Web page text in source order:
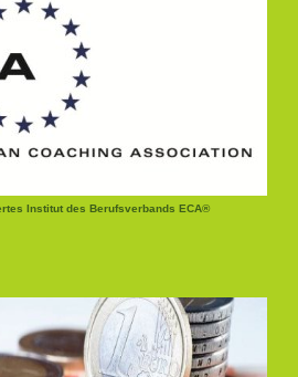
Institut des Berufsverbands ECA®